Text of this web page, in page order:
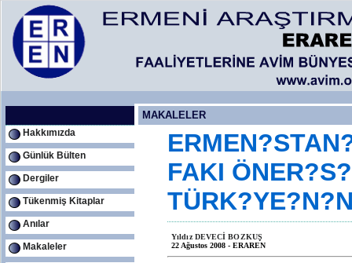
Hakkımızda
Günlük Bülten
Dergiler
Tükenmiş Kitaplar
Anılar
Makaleler
MAKALELER
FAKI
Yıldız DEVECİ BOZKUŞ
22 Ağustos 2008 - ERAREN